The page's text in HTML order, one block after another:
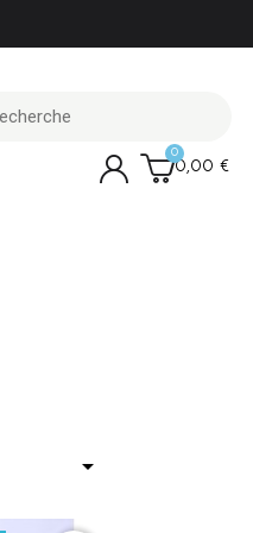
0,00 €
